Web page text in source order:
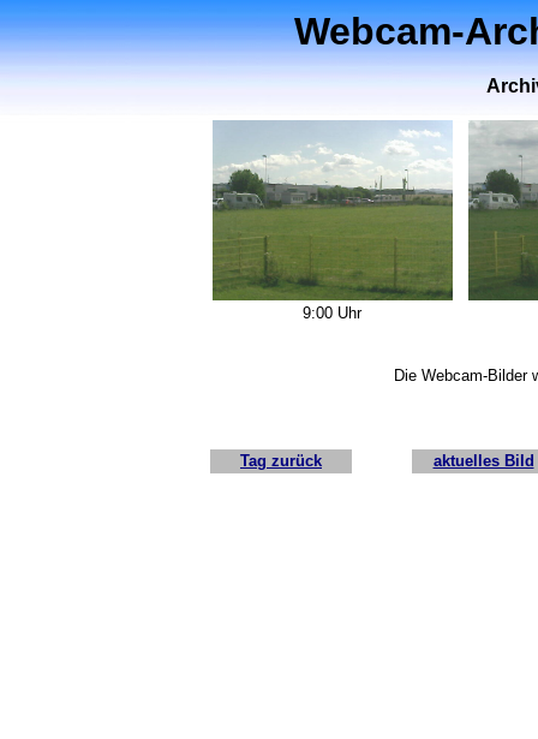
Webcam-
9:00 Uhr
Die Webcam-Bilder
Tag zurück aktuelles Bild